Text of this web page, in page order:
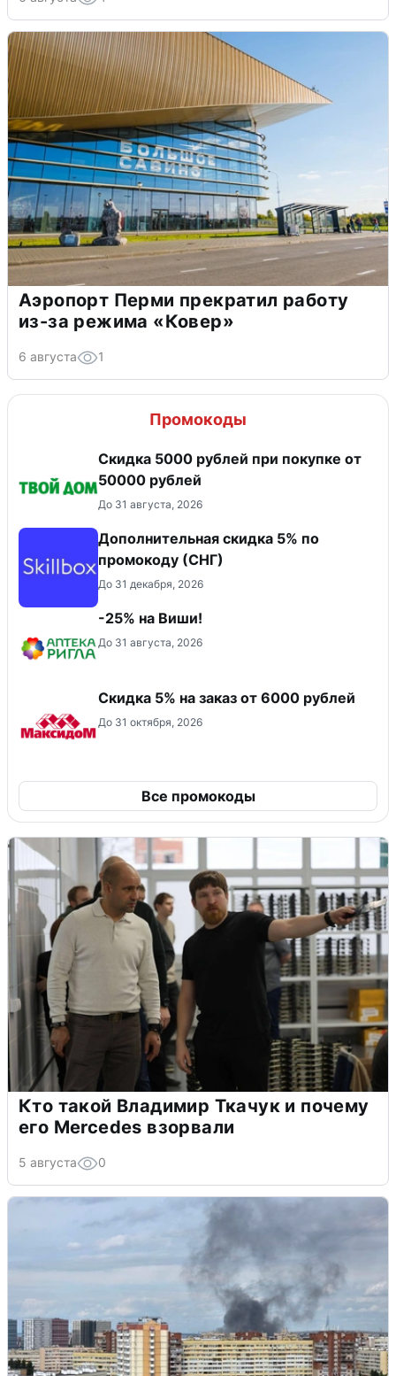
Аэропорт Перми прекратил работу
из-за режима «Ковер»
6 августа 1
Промокоды
Скидка 5000 рублей при покупке от
50000 рублей
До 31 августа, 2026
Дополнительная скидка 5% по
промокоду (СНГ)
До 31 декабря, 2026
-25% на Виши!
До 31 августа, 2026
Скидка 5% на заказ от 6000 рублей
До 31 октября, 2026
Все промокоды
Кто такой Владимир Ткачук и почему
его Mercedes взорвали
5 августа 0